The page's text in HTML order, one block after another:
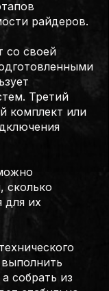
райдеров.
со своей
Третий
комплект или
сколько
для их
собрать из